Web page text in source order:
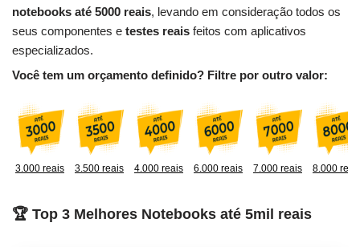
notebooks até 5000 reais, levando em consideração todos os
seus componentes e testes reais feitos com aplicativos
especializados.
Você tem um orçamento definido? Filtre por outro valor:
3.000 reais 3.500 reais 4.000 reais 6.000 reais 7.000 reais 8.000
🏆 Top 3 Melhores Notebooks até 5mil reais